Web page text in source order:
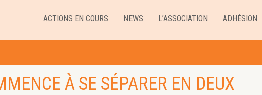
ACTIONS EN COURS NEWS L’ASSOCIATION ADHÉSION
À SE SÉPARER EN DEUX